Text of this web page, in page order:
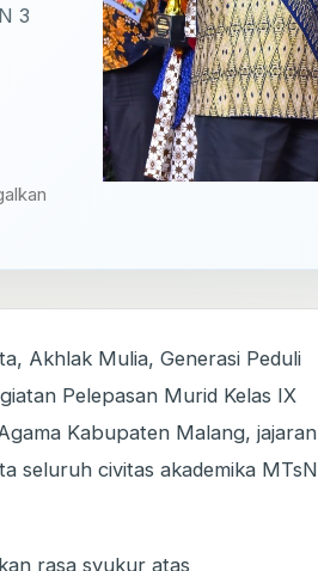
3
Akhlak Mulia, Generasi Peduli
Pelepasan Murid Kelas IX
Kabupaten Malang, jajaran
seluruh civitas akademika MTsN
rasa syukur atas